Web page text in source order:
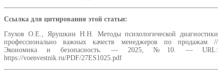
Ссылка для цитирования этой статьи:
Глухов О.Е., Ярушкин Н.Н. Методы психологической диагностики
профессионально важных качеств менеджеров по продажам //
Экономика и безопасность. — 2025, №10. — URL:
https://voenvestnik.ru/PDF/27ES1025.pdf